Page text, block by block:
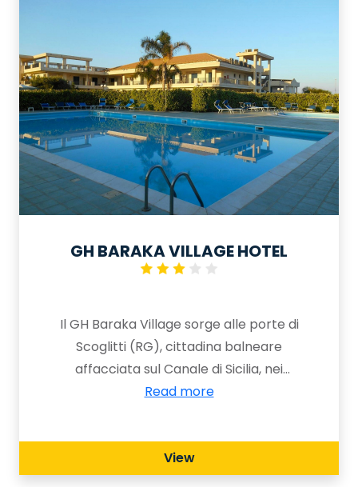
Nebrodi e Isole Eolie.
GH BARAKA VILLAGE HOTEL
Il GH Baraka Village sorge alle porte di
Scoglitti (RG), cittadina balneare
affacciata sul Canale di Sicilia, nei
pressi dell'antica colonia greca di
sole ed un clima piacevole tutto
l’anno.
Read more
View